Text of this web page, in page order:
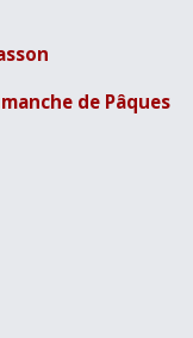
de Pâques